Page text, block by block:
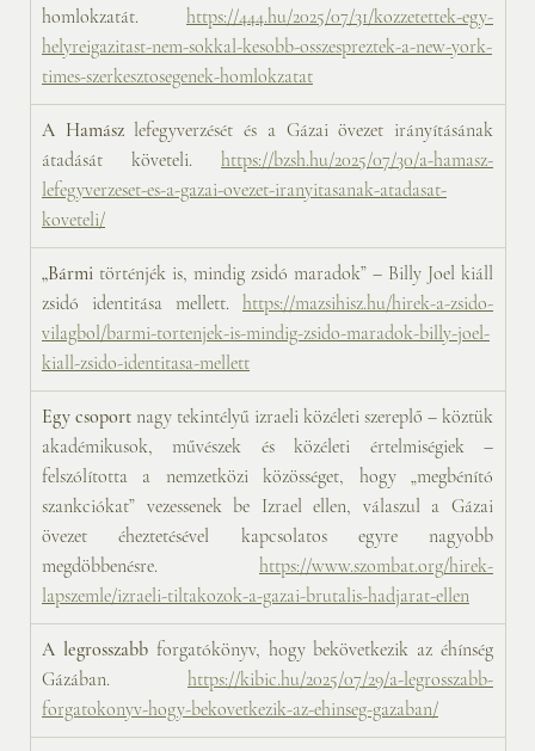
homlokzatát. https://444.hu/2025/07/31/kozzetettek-egy-
helyreigazitast-nem-sokkal-kesobb-osszespreztek-a-new-york-
times-szerkesztosegenek-homlokzatat
A Hamász lefegyverzését és a Gázai övezet irányításának
átadását követeli. https://bzsh.hu/2025/07/30/a-hamasz-
lefegyverzeset-es-a-gazai-ovezet-iranyitasanak-atadasat-
koveteli/
„Bármi történjék is, mindig zsidó maradok” – Billy Joel kiáll
zsidó identitása mellett. https://mazsihisz.hu/hirek-a-zsido-
vilagbol/barmi-tortenjek-is-mindig-zsido-maradok-billy-joel-
kiall-zsido-identitasa-mellett
Egy csoport nagy tekintélyű izraeli közéleti szereplő – köztük
akadémikusok, művészek és közéleti értelmiségiek –
felszólította a nemzetközi közösséget, hogy „megbénító
szankciókat” vezessenek be Izrael ellen, válaszul a Gázai
övezet éheztetésével kapcsolatos egyre nagyobb
megdöbbenésre. https://www.szombat.org/hirek-
lapszemle/izraeli-tiltakozok-a-gazai-brutalis-hadjarat-ellen
A legrosszabb forgatókönyv, hogy bekövetkezik az éhínség
Gázában. https://kibic.hu/2025/07/29/a-legrosszabb-
forgatokonyv-hogy-bekovetkezik-az-ehinseg-gazaban/